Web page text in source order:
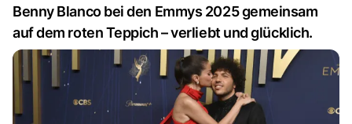
Benny Blanco bei den Emmys 2025 gemeinsam
auf dem roten Teppich – verliebt und glücklich.